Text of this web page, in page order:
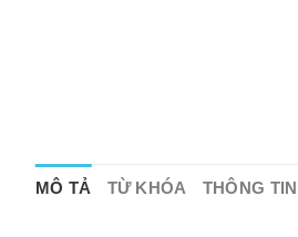
MÔ TẢ TỪ KHÓA THÔNG